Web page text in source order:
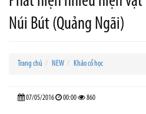
Núi Bút (Quảng Ngãi)
Trang chủ NEW Khảo cổ học
07/05/2016 00:00 860